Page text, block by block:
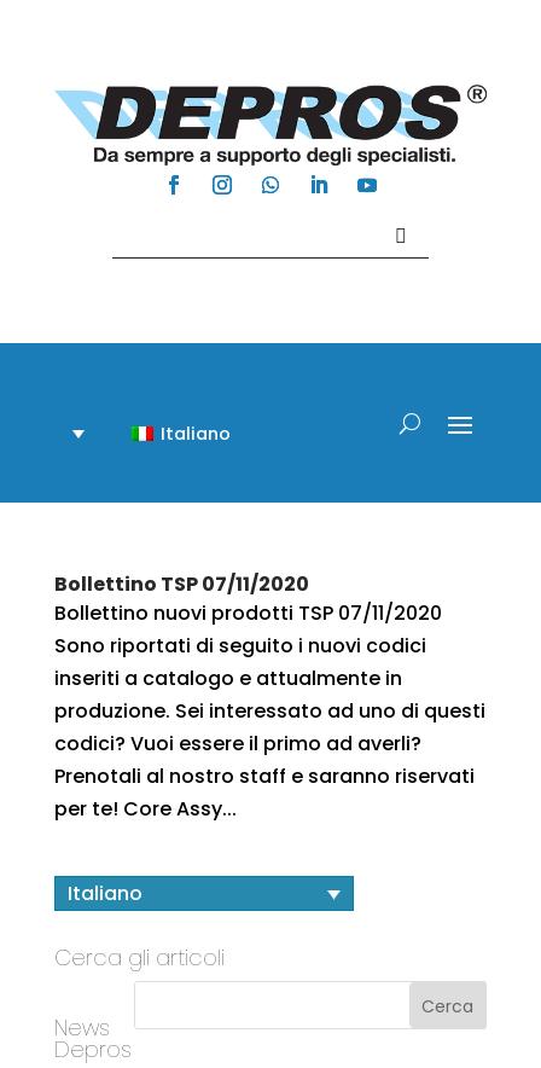
Italiano
Bollettino TSP 07/11/2020
Bollettino nuovi prodotti TSP 07/11/2020
Sono riportati di seguito i nuovi codici
inseriti a catalogo e attualmente in
produzione. Sei interessato ad uno di questi
codici? Vuoi essere il primo ad averli?
Prenotali al nostro staff e saranno riservati
per te! Core Assy...
Italiano
Cerca gli articoli
News
Depros